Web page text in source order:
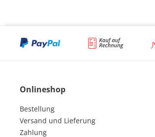
Onlineshop
Bestellung
Versand und Lieferung
Zahlung